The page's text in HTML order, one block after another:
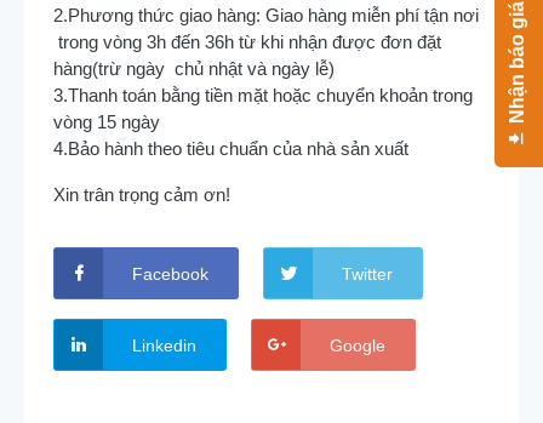
2.Phương thức giao hàng: Giao hàng miễn phí tận nơi
trong vòng 3h đến 36h từ khi nhận được đơn đặt
hàng(trừ ngày chủ nhật và ngày lễ)
3.Thanh toán bằng tiền mặt hoặc chuyển khoản trong
vòng 15 ngày
4.Bảo hành theo tiêu chuẩn của nhà sản xuất
Xin trân trọng cảm ơn!
Facebook Twitter
Linkedin Google
Nhận báo giá